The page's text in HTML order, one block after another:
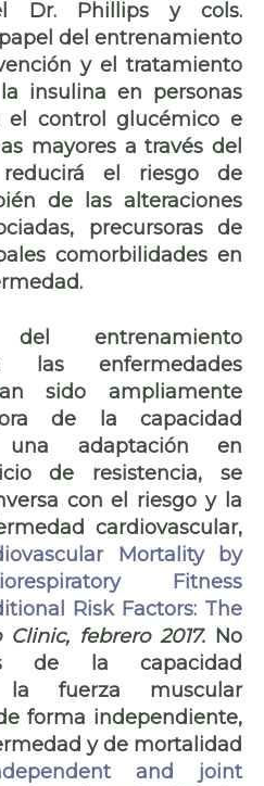
Dr. Phillips y cols.
del entrenamiento
y el tratamiento
insulina en personas
el control glucémico e
mayores a través del
el riesgo de
de las alteraciones
precursoras de
comorbilidades en
entrenamiento
las enfermedades
sido ampliamente
de la capacidad
una adaptación en
de resistencia, se
con el riesgo y la
cardiovascular,
Mortality by
Fitness
Risk Factors: The
Clinic, febrero 2017. No
de la capacidad
la fuerza muscular
forma independiente,
y de mortalidad
and joint